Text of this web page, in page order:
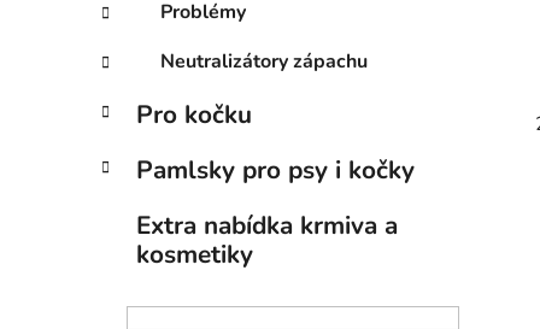
Problémy
Neutralizátory zápachu
Pro kočku
Pamlsky pro psy i kočky
Extra nabídka krmiva a
kosmetiky